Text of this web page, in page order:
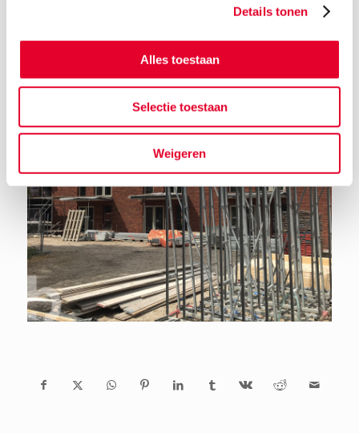
Details tonen
Alles toestaan
Selectie toestaan
Weigeren